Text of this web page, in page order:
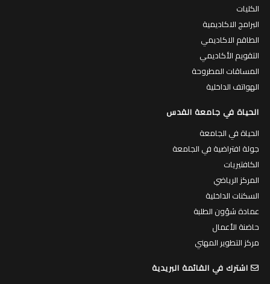
الكليات
البرامج الاكاديمية
الطاقم الاكاديمي
التقويم الأكاديمي
المساقات المطروحة
الهواتف الداخلية
الحياة في جامعة القدس
الحياة في الجامعة
جولة افتراضية في الجامعة
الكافتيريات
المركز الرياضي
السكنات الداخلية
عمادة شؤون الطلبة
حاضنة الأعمال
مركز التطوير المهني
اشترك في القائمة البريدية